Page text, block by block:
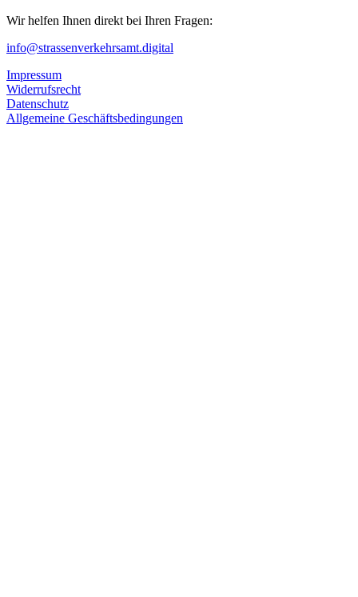
Wir helfen Ihnen direkt bei Ihren Fragen:
info@strassenverkehrsamt.digital
Impressum
Widerrufsrecht
Datenschutz
Allgemeine Geschäftsbedingungen